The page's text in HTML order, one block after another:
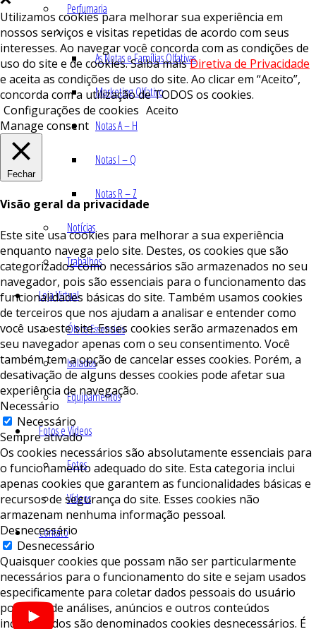
Perfumaria
As Notas e Famílias Olfativas
Marketing Olfativo
Notas A – H
Notas I – Q
Notas R – Z
Notícias
Trabalhos
Loja Virtual
Óleos Essenciais
Isolados
Equipamentos
Fotos e Vídeos
Fotos
Vídeos
Contato
Utilizamos cookies para melhorar sua experiência em
nossos serviços e visitas repetidas de acordo com seus
interesses. Ao navegar você concorda com as condições de
uso do site e de cookies. Saiba maisDiretiva de Privacidade
e aceita as condições de uso do site. Ao clicar em “Aceito”,
concorda com a utilização de TODOS os cookies.
Configurações de cookies Aceito
Manage consent
Fechar
Visão geral da privacidade
Este site usa cookies para melhorar a sua experiência
enquanto navega pelo site. Destes, os cookies que são
categorizados como necessários são armazenados no seu
navegador, pois são essenciais para o funcionamento das
funcionalidades básicas do site. Também usamos cookies
de terceiros que nos ajudam a analisar e entender como
você usa este site. Esses cookies serão armazenados em
seu navegador apenas com o seu consentimento. Você
também tem a opção de cancelar esses cookies. Porém, a
desativação de alguns desses cookies pode afetar sua
experiência de navegação.
Necessário
Necessário
Sempre ativado
Os cookies necessários são absolutamente essenciais para
o funcionamento adequado do site. Esta categoria inclui
apenas cookies que garantem as funcionalidades básicas e
recursos de segurança do site. Esses cookies não
armazenam nenhuma informação pessoal.
Desnecessário
Desnecessário
Quaisquer cookies que possam não ser particularmente
necessários para o funcionamento do site e sejam usados ​​
especificamente para coletar dados pessoais do usuário
por meio de análises, anúncios e outros conteúdos
incorporados são denominados cookies desnecessários. É